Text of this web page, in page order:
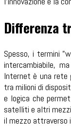
Differenza
Spesso, i termini
intercambiabile,
Internet è una rete
tra milioni di
e logica che
satelliti e altri
il mezzo attraverso